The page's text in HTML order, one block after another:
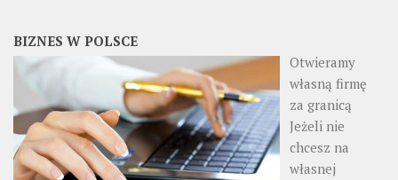
BIZNES W POLSCE
Otwieramy
własną firmę
za granicą
Jeżeli nie
chcesz na
własnej